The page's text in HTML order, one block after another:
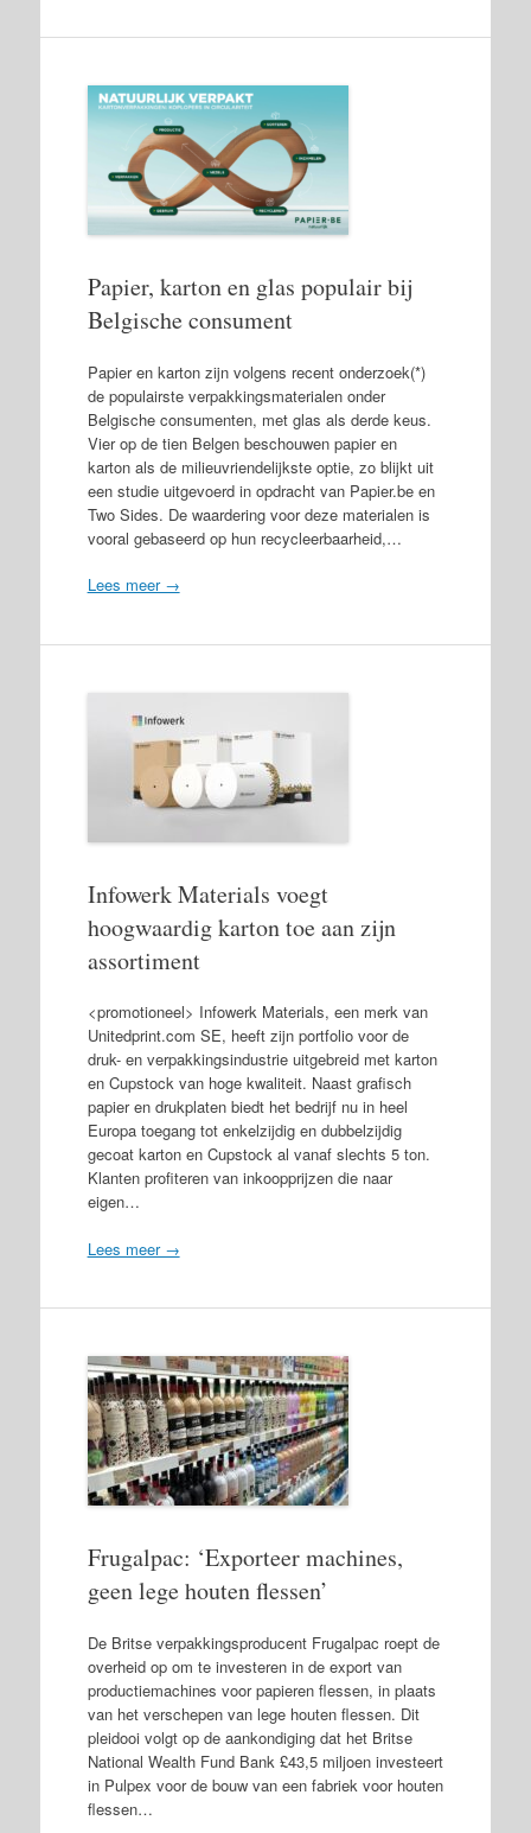
Papier, karton en glas populair bij
Belgische consument
Papier en karton zijn volgens recent onderzoek(*)
de populairste verpakkingsmaterialen onder
Belgische consumenten, met glas als derde keus.
Vier op de tien Belgen beschouwen papier en
karton als de milieuvriendelijkste optie, zo blijkt uit
een studie uitgevoerd in opdracht van Papier.be en
Two Sides. De waardering voor deze materialen is
vooral gebaseerd op hun recycleerbaarheid,…
Lees meer →
Infowerk Materials voegt
hoogwaardig karton toe aan zijn
assortiment
<promotioneel> Infowerk Materials, een merk van
Unitedprint.com SE, heeft zijn portfolio voor de
druk- en verpakkingsindustrie uitgebreid met karton
en Cupstock van hoge kwaliteit. Naast grafisch
papier en drukplaten biedt het bedrijf nu in heel
Europa toegang tot enkelzijdig en dubbelzijdig
gecoat karton en Cupstock al vanaf slechts 5 ton.
Klanten profiteren van inkoopprijzen die naar
eigen…
Lees meer →
Frugalpac: ‘Exporteer machines,
geen lege houten flessen’
De Britse verpakkingsproducent Frugalpac roept de
overheid op om te investeren in de export van
productiemachines voor papieren flessen, in plaats
van het verschepen van lege houten flessen. Dit
pleidooi volgt op de aankondiging dat het Britse
National Wealth Fund Bank £43,5 miljoen investeert
in Pulpex voor de bouw van een fabriek voor houten
flessen…